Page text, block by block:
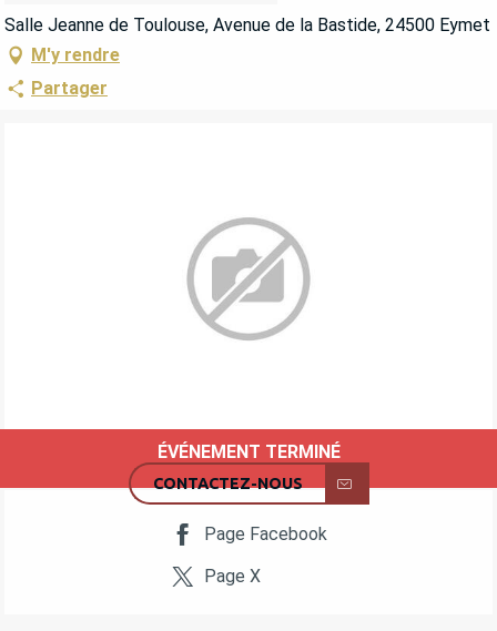
Salle Jeanne de Toulouse, Avenue de la Bastide, 24500 Eymet
M'y rendre
Partager
OUVERTURE ET COORDONNÉES
ÉVÉNEMENT TERMINÉ
CONTACTEZ-NOUS
Page Facebook
Page X